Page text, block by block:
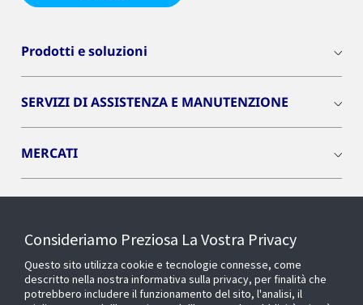
Prodotti e soluzioni
SERVIZI DI ASSISTENZA E MANUTENZIONE
MERCATI
Consideriamo Preziosa La Vostra Privacy
Questo sito utilizza cookie e tecnologie connesse, come
descritto nella nostra informativa sulla privacy, per finalità che
potrebbero includere il funzionamento del sito, l'analisi, il